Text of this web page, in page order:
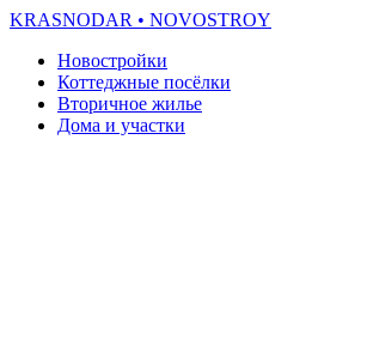
KRASNODAR • NOVOSTROY
Новостройки
Коттеджные посёлки
Вторичное жилье
Дома и участки